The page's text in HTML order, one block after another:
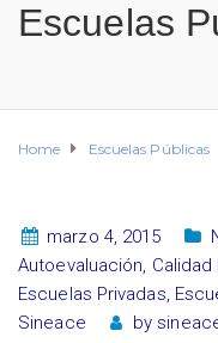
Escuelas
Home Escuelas Públicas
marzo 4, 2015
Autoevaluación, Calidad
Escuelas Privadas,
Sineace
by